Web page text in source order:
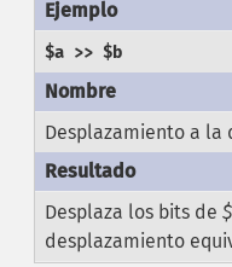
$a >> $b
Desplazamiento a la
Desplaza los bits de
desplazamiento